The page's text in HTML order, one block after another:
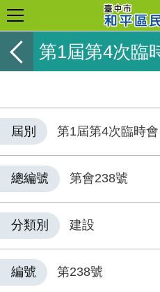
第1屆第4次臨
屆別 第1屆第4次臨時會
總編號 第會238號
分類別 建設
編號 第238號